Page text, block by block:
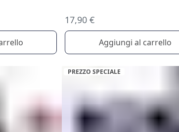
17,90 €
Aggiungi al carrello
PREZZO SPECIALE